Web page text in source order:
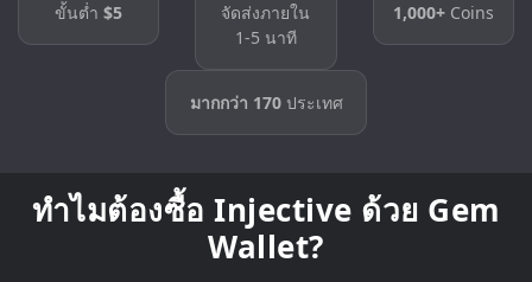
ขั้นต่ำ$5
จัดส่งภายใน
1-5 นาที
1,000+Coins
มากกว่า 170ประเทศ
ทำไมต้องซื้อ Injective ด้วย Gem
Wallet?